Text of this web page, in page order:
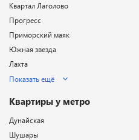
Квартал Лаголово
Прогресс
Приморский маяк
Южная звезда
Лахта
Показать ещё
Квартиры у метро
Дунайская
Шушары